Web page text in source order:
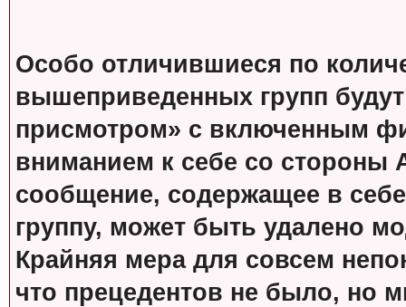
Особо отличившиеся по
вышеприведенных групп
присмотром» с включенным
вниманием к себе со стороны
сообщение, содержащее в
группу, может быть удалено
Крайняя мера для совсем
что прецедентов не было, но